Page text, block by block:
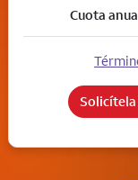
Cuota